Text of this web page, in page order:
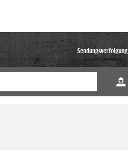
Sendungsverfolgung